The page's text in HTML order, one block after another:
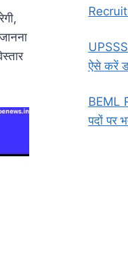
ऐसे करें
BEML
पदों पर